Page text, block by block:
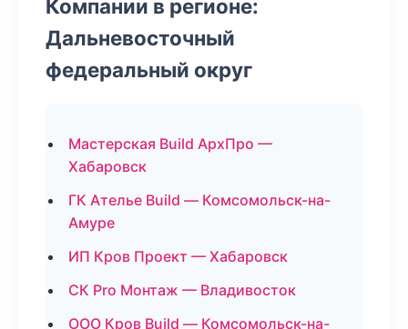
Компании в регионе:
Дальневосточный
федеральный округ
Мастерская Build АрхПро —
Хабаровск
ГК Ателье Build — Комсомольск-на-
Амуре
ИП Кров Проект — Хабаровск
СК Pro Монтаж — Владивосток
ООО Кров Build — Комсомольск-на-